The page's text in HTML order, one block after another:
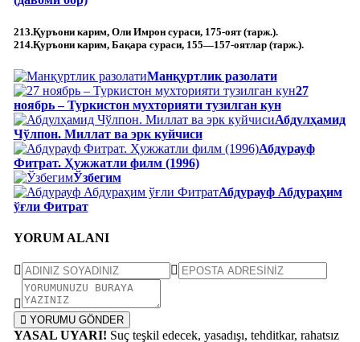
213.Қуръони карим, Оли Имрон сураси, 175-оят (тарж.).
214.Қуръони карим, Бақара сураси, 155—157-оятлар (тарж.).
Манқуртлик разолати
27
ноябрь – Туркистон мухторияти тузилган кун
Абдулҳамид
Чўлпон. Миллат ва эрк куйчиси
Абдурауф
Фитрат. Ҳужжатли филм (1996)
Ўзбегим
Абдурауф Абдураҳим
ўғли Фитрат
YORUM ALANI
YORUMU GÖNDER
YASAL UYARI! Suç teşkil edecek, yasadışı, tehditkar, rahatsız